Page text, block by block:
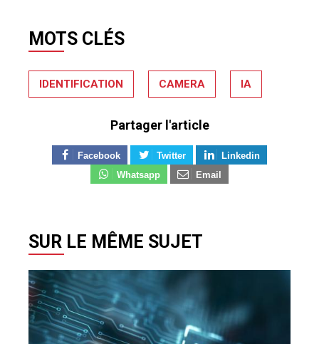
MOTS CLÉS
IDENTIFICATION CAMERA IA
Partager l'article
Facebook Twitter
Linkedin
Whatsapp
Email
SUR LE MÊME SUJET